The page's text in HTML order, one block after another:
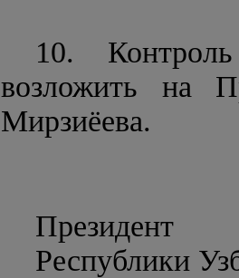
10.
возложить на
Мирзиёева.
Президент